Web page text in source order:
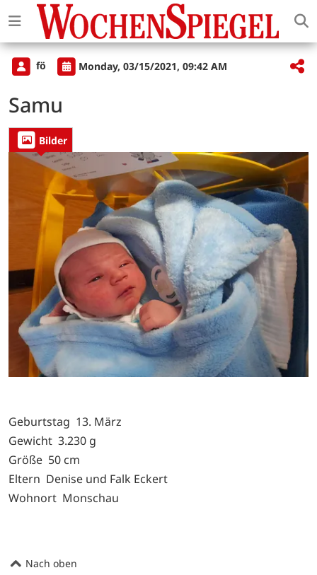
fö Monday, 03/15/2021, 09:42 AM
Samu
Bilder
Geburtstag 13. März
Gewicht 3.230 g
Größe 50 cm
Eltern Denise und Falk Eckert
Wohnort Monschau
Nach oben